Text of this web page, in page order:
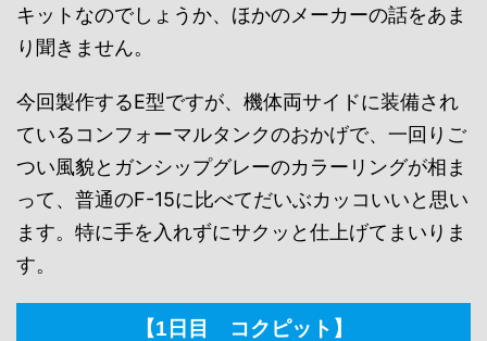
キットなのでしょうか、ほかのメーカーの話をあま
り聞きません。
今回製作するE型ですが、機体両サイドに装備され
ているコンフォーマルタンクのおかげで、一回りご
つい風貌とガンシップグレーのカラーリングが相ま
って、普通のF-15に比べてだいぶカッコいいと思い
ます。特に手を入れずにサクッと仕上げてまいりま
す。
【1日目 コクピット】